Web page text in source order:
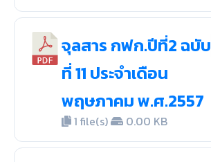
จุลสาร กฟก.ปีที่2 ฉบับ
ที่ 11 ประจำเดือน
พฤษภาคม พ.ศ.2557
1 file(s) 0.00 KB